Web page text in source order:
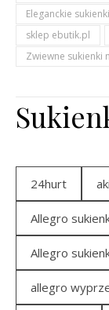
Eleganckie
sklep ebutik.pl
Zwiewne sukienki
24hurt
Allegro
Allegro
allegro